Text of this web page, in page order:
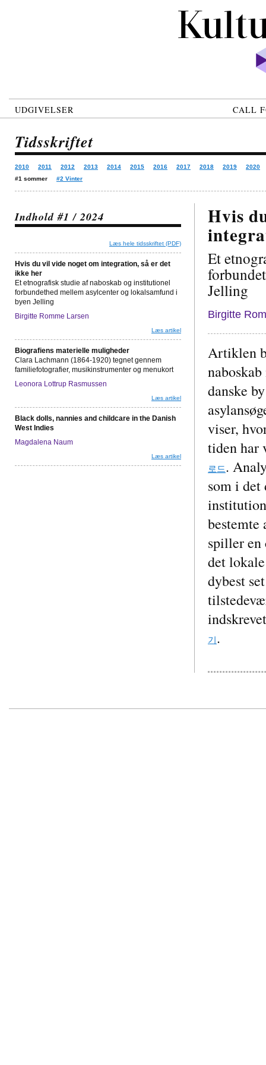
UDGIVELSER CALL
Tidsskriftet
2010 2011 2012 2013 2014 2015 2016 2017 2018 2019
2020
#1 sommer
#2 Vinter
Indhold #1 / 2024
Læs hele tidsskriftet (PDF)
Hvis du vil vide noget om integration, så er det
ikke her
Et etnografisk studie af naboskab og institutionel
forbundethed mellem asylcenter og lokalsamfund i
byen Jelling
Birgitte Romme Larsen
Læs artikel
Biografiens materielle muligheder
Clara Lachmann (1864-1920) tegnet gennem
familiefotografier, musikinstrumenter og menukort
Leonora Lottrup Rasmussen
Læs artikel
Black dolls, nannies and childcare in the Danish
West Indies
Magdalena Naum
Læs artikel
Hvis
Et
Jelling
Birgitte
Artiklen
danske
viser,
tiden har
로드.
som i
bestemte
spiller
det
dybest
기.